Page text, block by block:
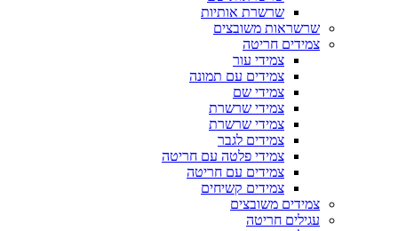
שרשרת אותיות
שרשראות משובצים
צמידים חריטה
צמידי עור
צמידים עם תמונה
צמידי שם
צמידי שרשרת
צמידי שרשרת
צמידים לגבר
צמידי פלטה עם חריטה
צמידים עם חריטה
צמידים קשיחים
צמידים משובצים
עגילים חריטה